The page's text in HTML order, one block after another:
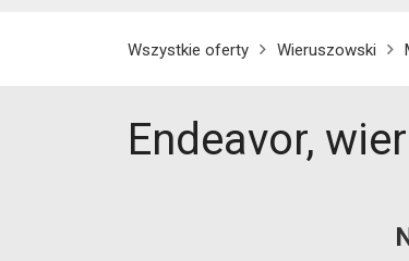
Wszystkie oferty Wieruszowski
Endeavor,